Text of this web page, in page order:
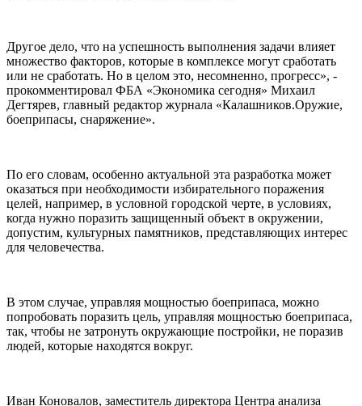
Другое дело, что на успешность выполнения задачи влияет
множество факторов, которые в комплексе могут сработать
или не сработать. Но в целом это, несомненно, прогресс», -
прокомментировал ФБА «Экономика сегодня» Михаил
Дегтярев, главный редактор журнала «Калашников.Оружие,
боеприпасы, снаряжение».
По его словам, особенно актуальной эта разработка может
оказаться при необходимости избирательного поражения
целей, например, в условной городской черте, в условиях,
когда нужно поразить защищенный объект в окружении,
допустим, культурных памятников, представляющих интерес
для человечества.
В этом случае, управляя мощностью боеприпаса, можно
попробовать поразить цель, управляя мощностью боеприпаса,
так, чтобы не затронуть окружающие постройки, не поразив
людей, которые находятся вокруг.
Иван Коновалов, заместитель директора Центра анализа